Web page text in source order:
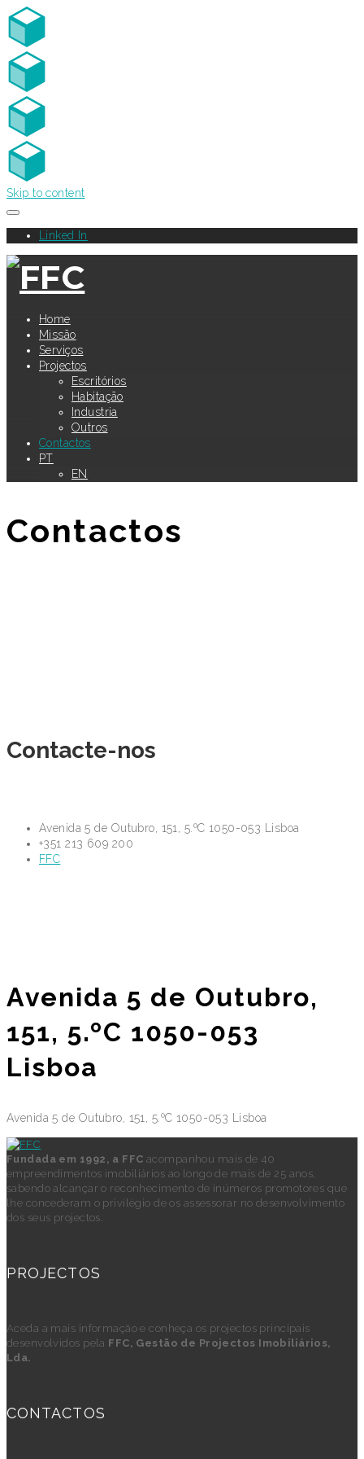
Skip to content
Linked In
Home
Missão
Serviços
Projectos
Escritórios
Habitação
Industria
Outros
Contactos
PT
EN
Contactos
Contacte-nos
Avenida 5 de Outubro, 151, 5.ºC 1050-053 Lisboa
+351 213 609 200
FFC
Avenida 5 de Outubro,
151, 5.ºC 1050-053
Lisboa
Avenida 5 de Outubro, 151, 5.ºC 1050-053 Lisboa
Fundada em 1992, a FFC acompanhou mais de 40
empreendimentos imobiliários ao longo de mais de 25 anos,
sabendo alcançar o reconhecimento de inúmeros promotores que
lhe concederam o privilégio de os assessorar no desenvolvimento
dos seus projectos.
PROJECTOS
Aceda a mais informação e conheça os projectos principais
desenvolvidos pela FFC, Gestão de Projectos Imobiliários,
Lda.
CONTACTOS